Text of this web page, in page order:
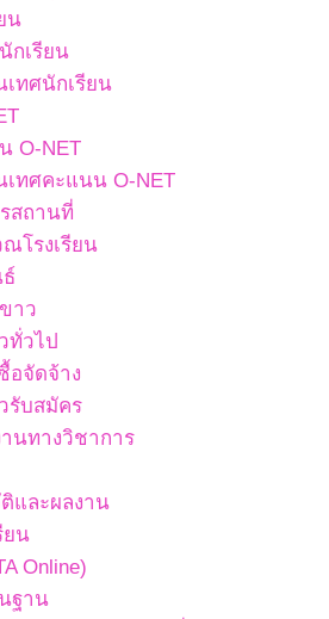
น
กเรียน
เทศนักเรียน
O-NET
เทศคะแนน O-NET
สถานที่
โรงเรียน
าว
ทั่วไป
อจัดจ้าง
รับสมัคร
านทางวิชาการ
และผลงาน
ยน
Online)
ฐาน